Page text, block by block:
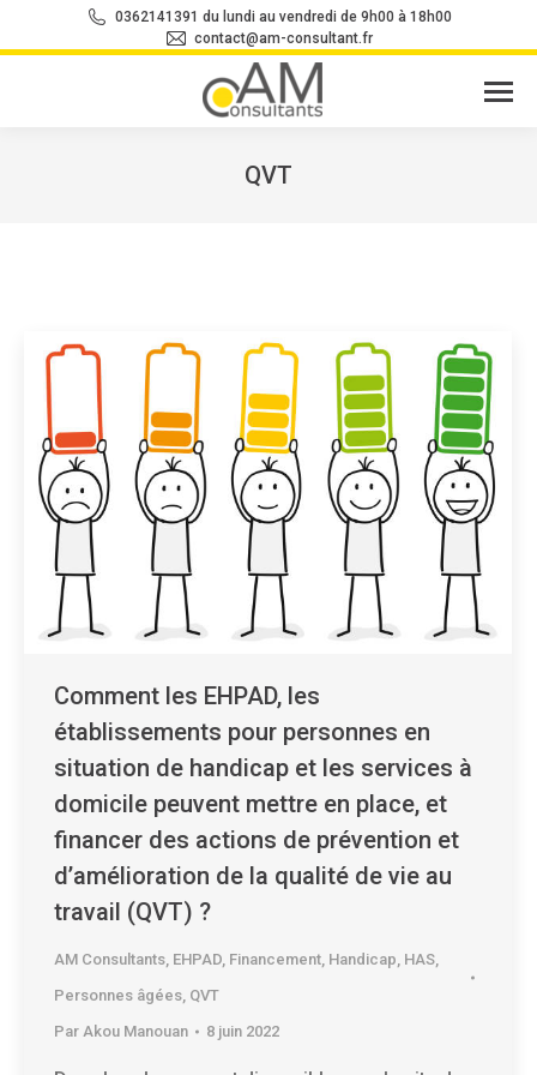
0362141391 du lundi au vendredi de 9h00 à 18h00
contact@am-consultant.fr
QVT
Comment les EHPAD, les
établissements pour personnes en
situation de handicap et les services à
domicile peuvent mettre en place, et
financer des actions de prévention et
d’amélioration de la qualité de vie au
travail (QVT) ?
AM Consultants EHPAD Financement Handicap HAS
Personnes âgées QVT
Par Akou Manouan 8 juin 2022